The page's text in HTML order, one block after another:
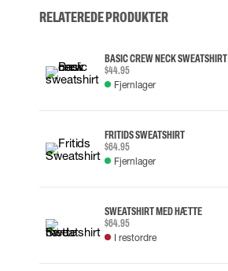
RELATEREDE PRODUKTER
BASIC CREW NECK SWEATSHIRT
$44.95
Fjernlager
FRITIDS SWEATSHIRT
$64.95
Fjernlager
SWEATSHIRT MED HÆTTE
$64.95
I restordre